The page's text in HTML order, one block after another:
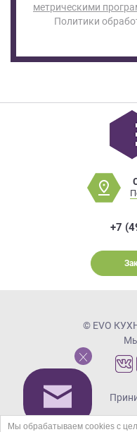
метрическими
Политики
+7
© EVO
Мы обрабатываем cookies с